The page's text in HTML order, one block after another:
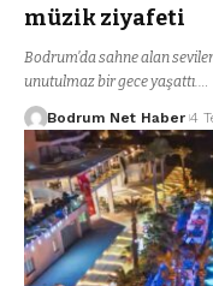
müzik ziyafeti
Bodrum’da sahne alan
unutulmaz bir gece yaşattı.…
Bodrum Net Haber 4